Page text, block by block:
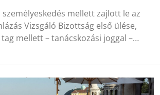
személyeskedés mellett zajlott le az
Vizsgáló Bizottság első ülése,
mellett – tanácskozási joggal –…